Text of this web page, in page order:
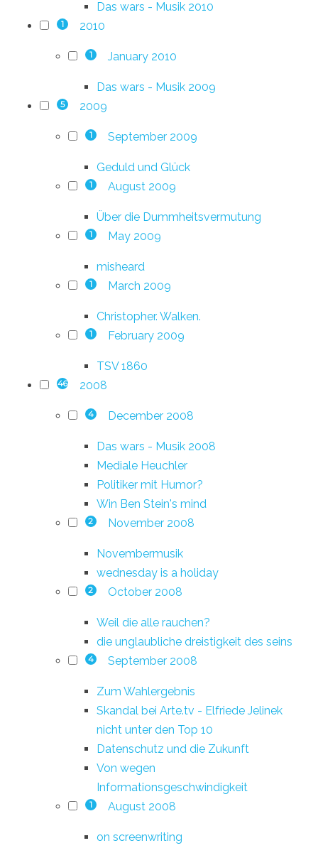
Das wars - Musik 2010
1 2010
1 January 2010
Das wars - Musik 2009
5 2009
1 September 2009
Geduld und Glück
1 August 2009
Über die Dummheitsvermutung
1 May 2009
misheard
1 March 2009
Christopher. Walken.
1 February 2009
TSV 1860
46 2008
4 December 2008
Das wars - Musik 2008
Mediale Heuchler
Politiker mit Humor?
Win Ben Stein's mind
2 November 2008
Novembermusik
wednesday is a holiday
2 October 2008
Weil die alle rauchen?
die unglaubliche dreistigkeit des seins
4 September 2008
Zum Wahlergebnis
Skandal bei Arte.tv - Elfriede Jelinek
nicht unter den Top 10
Datenschutz und die Zukunft
Von wegen
Informationsgeschwindigkeit
1 August 2008
on screenwriting